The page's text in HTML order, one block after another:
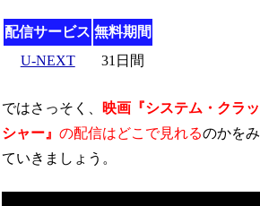
配信サービス 無料期間
U-NEXT
31日間
ではさっそく、
映画『システム・クラッ
シャー』の配信はどこで見れるのかをみ
ていきましょう。